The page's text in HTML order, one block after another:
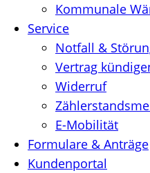
Kommunale
Service
Notfall &
Vertrag
Widerruf
E-Mobilität
Formulare & Anträge
Kundenportal